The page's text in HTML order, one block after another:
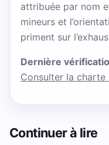
attribuée par nom
mineurs et
priment sur
Dernière
Consulter la charte
Continuer à lire